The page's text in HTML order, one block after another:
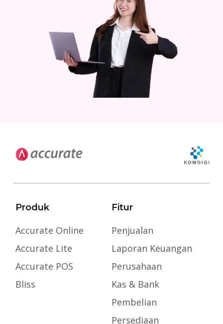
Produk
Accurate Online
Accurate Lite
Accurate POS
Bliss
Fitur
Penjualan
Laporan Keuangan
Perusahaan
Kas & Bank
Pembelian
Persediaan